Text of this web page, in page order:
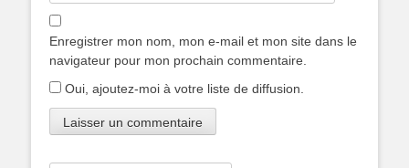
Enregistrer mon nom, mon e-mail et mon site dans le
navigateur pour mon prochain commentaire.
Oui, ajoutez-moi à votre liste de diffusion.